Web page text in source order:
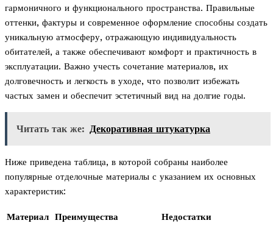
гармоничного и функционального пространства. Правильные
оттенки, фактуры и современное оформление способны создать
уникальную атмосферу, отражающую индивидуальность
обитателей, а также обеспечивают комфорт и практичность в
эксплуатации. Важно учесть сочетание материалов, их
долговечность и легкость в уходе, что позволит избежать
частых замен и обеспечит эстетичный вид на долгие годы.
Читать так же: Декоративная штукатурка
Ниже приведена таблица, в которой собраны наиболее
популярные отделочные материалы с указанием их основных
характеристик:
Материал Преимущества Недостатки